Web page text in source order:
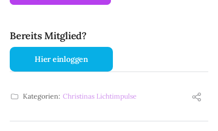
Bereits Mitglied?
Hier einloggen
Kategorien: Christinas Lichtimpulse